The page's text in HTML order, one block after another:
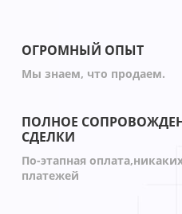
ОГРОМНЫЙ ОПЫТ
Мы знаем, что продаем.
ПОЛНОЕ
СДЕЛКИ
По-этапная
платежей